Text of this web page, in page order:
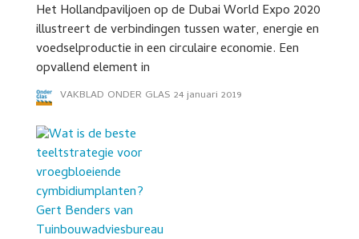
Het Hollandpaviljoen op de Dubai World Expo 2020
illustreert de verbindingen tussen water, energie en
voedselproductie in een circulaire economie. Een
opvallend element in
VAKBLAD ONDER GLAS 24 januari 2019